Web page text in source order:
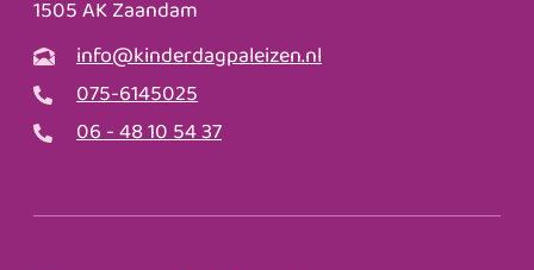
1505 AK Zaandam
info@kinderdagpaleizen.nl
075-6145025
06 - 48 10 54 37